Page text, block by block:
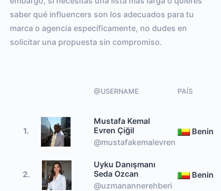
saber qué influencers son los adecuados para tu
marca o agencia específicamente, no dudes en
solicitar una propuesta sin compromiso.
@USERNAME PAÍS
1.
Mustafa Kemal
Evren Çiğil
@mustafakemalevren
Benin
2.
Uyku Danışmanı
Seda Ozcan
@uzmanannerehberi
Benin